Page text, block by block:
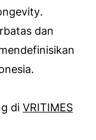
.
dan
di VRITIMES